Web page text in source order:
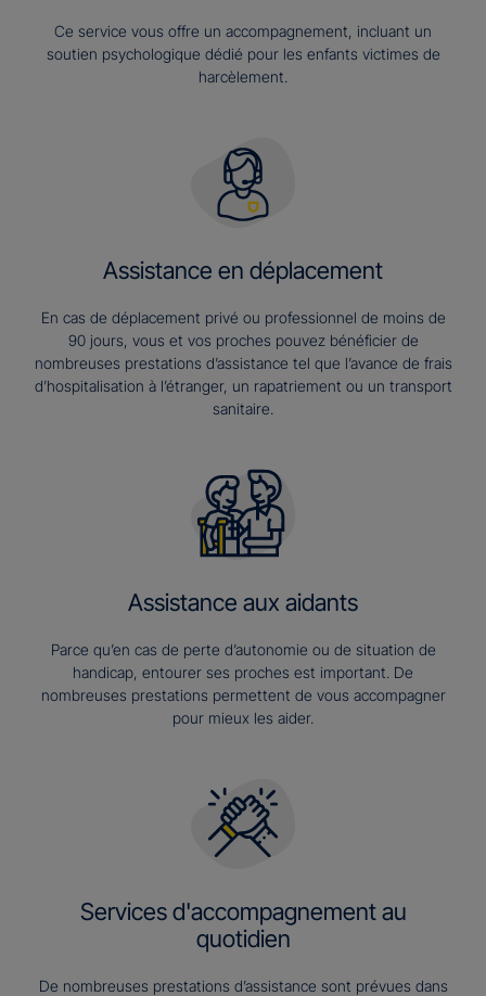
Ce service vous offre un accompagnement, incluant un
soutien psychologique dédié pour les enfants victimes de
harcèlement.
Assistance en déplacement
En cas de déplacement privé ou professionnel de moins de
90 jours, vous et vos proches pouvez bénéficier de
nombreuses prestations d’assistance tel que l’avance de frais
d’hospitalisation à l’étranger, un rapatriement ou un transport
sanitaire.
Assistance aux aidants
Parce qu’en cas de perte d’autonomie ou de situation de
handicap, entourer ses proches est important. De
nombreuses prestations permettent de vous accompagner
pour mieux les aider.
Services d'accompagnement au
quotidien
De nombreuses prestations d’assistance sont prévues dans